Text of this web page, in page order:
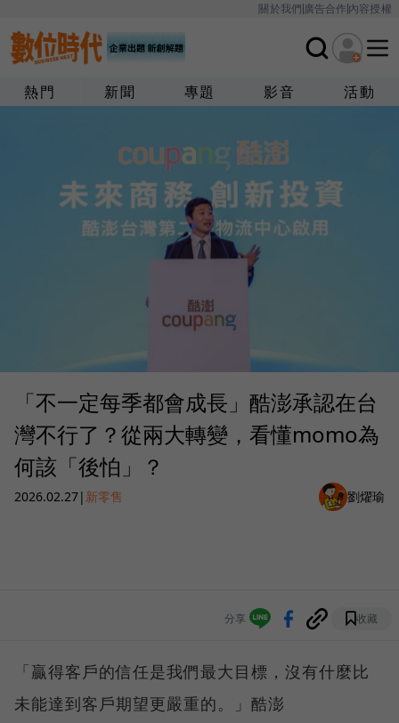
關於我們廣告合作內容授權
熱門 新聞 專題 影音 活動
「不一定每季都會成長」酷澎承認在台
灣不行了？從兩大轉變，看懂momo為
何該「後怕」？
2026.02.27| 新零售 劉燿瑜
分享 收藏
「贏得客戶的信任是我們最大目標，沒有什麼比
未能達到客戶期望更嚴重的。」酷澎